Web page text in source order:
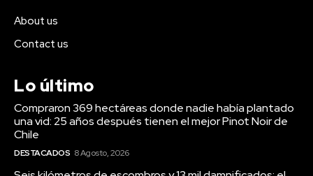
About us
Contact us
Lo último
Compraron 369 hectáreas donde nadie había plantado
una vid: 25 años después tienen el mejor Pinot Noir de
Chile
DESTACADOS 8 Agosto, 2026